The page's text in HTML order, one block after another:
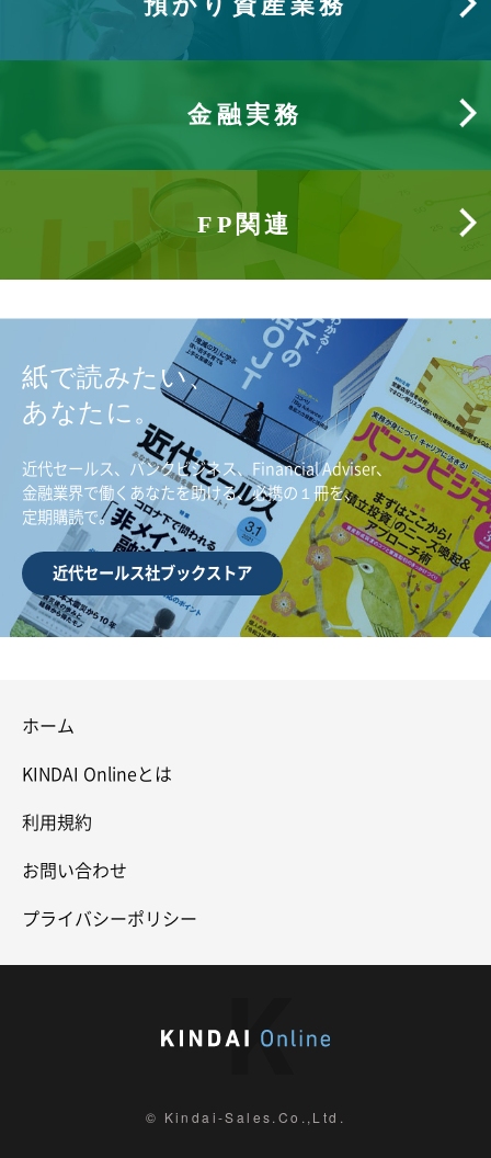
金融実務
FP関連
紙で読みたい、
あなたに。
近代セールス、バンクビジネス、Financial Adviser、
金融業界で働くあなたを助ける、必携の１冊を、
定期購読で。
近代セールス社ブックストア
ホーム
KINDAI Onlineとは
利用規約
お問い合わせ
プライバシーポリシー
© Kindai-Sales.Co.,Ltd.